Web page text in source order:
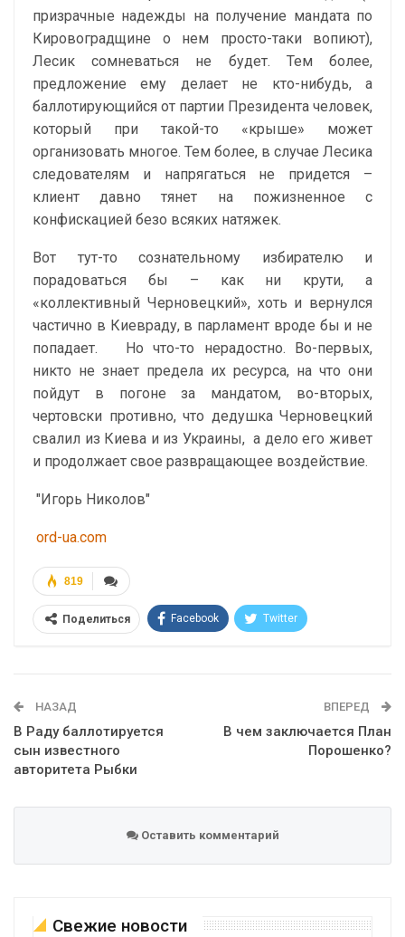
призрачные надежды на получение мандата по
Кировоградщине о нем просто-таки вопиют),
Лесик сомневаться не будет. Тем более,
предложение ему делает не кто-нибудь, а
баллотирующийся от партии Президента человек,
который при такой-то «крыше» может
организовать многое. Тем более, в случае Лесика
следователям и напрягаться не придется –
клиент давно тянет на пожизненное с
конфискацией безо всяких натяжек.
Вот тут-то сознательному избирателю и
порадоваться бы – как ни крути, а
«коллективный Черновецкий», хоть и вернулся
частично в Киевраду, в парламент вроде бы и не
попадает. Но что-то нерадостно. Во-первых,
никто не знает предела их ресурса, на что они
пойдут в погоне за мандатом, во-вторых,
чертовски противно, что дедушка Черновецкий
свалил из Киева и из Украины, а дело его живет
и продолжает свое развращающее воздействие.
"Игорь Николов"
ord-ua.com
819
Поделиться Facebook Twitter
НАЗАД
В Раду баллотируется
сын известного
авторитета Рыбки
ВПЕРЕД
В чем заключается План
Порошенко?
Оставить комментарий
Свежие новости